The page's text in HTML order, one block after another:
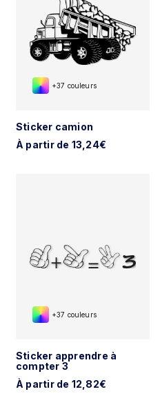
+37 couleurs
Sticker camion
À partir de 13,24€
+37 couleurs
Sticker apprendre à
compter 3
À partir de 12,82€